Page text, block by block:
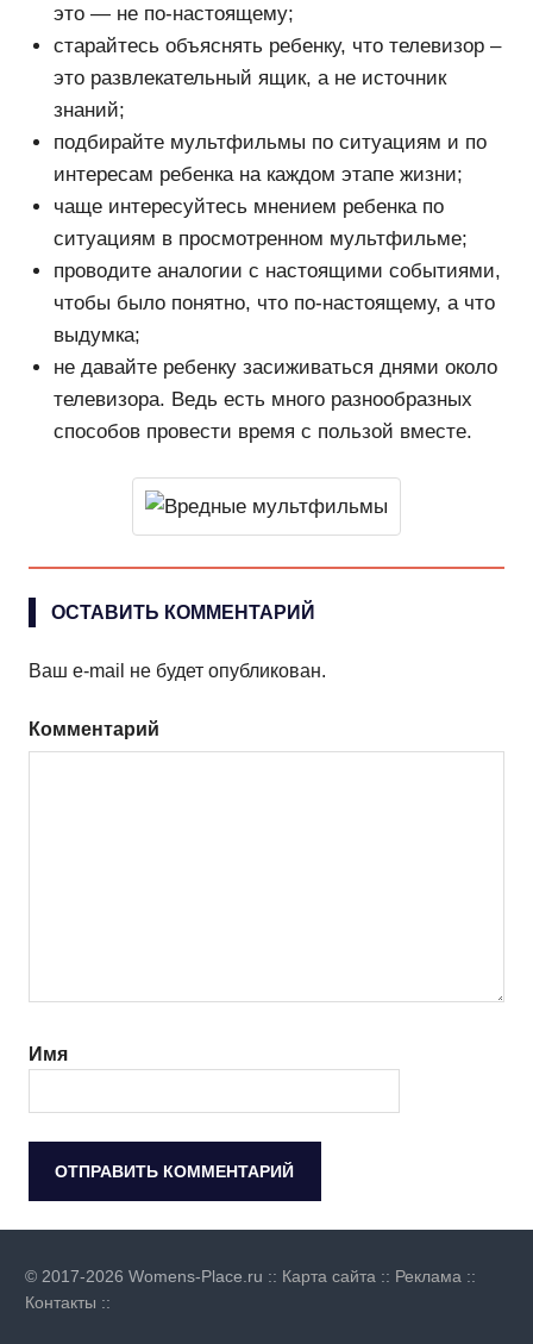
это — не по-настоящему;
старайтесь объяснять ребенку, что телевизор –
это развлекательный ящик, а не источник
знаний;
подбирайте мультфильмы по ситуациям и по
интересам ребенка на каждом этапе жизни;
чаще интересуйтесь мнением ребенка по
ситуациям в просмотренном мультфильме;
проводите аналогии с настоящими событиями,
чтобы было понятно, что по-настоящему, а что
выдумка;
не давайте ребенку засиживаться днями около
телевизора. Ведь есть много разнообразных
способов провести время с пользой вместе.
ОСТАВИТЬ КОММЕНТАРИЙ
Ваш e-mail не будет опубликован.
Комментарий
Имя
© 2017-2026 Womens-Place.ru :: Карта сайта :: Реклама ::
Контакты ::